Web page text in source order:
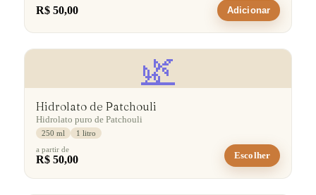
R$ 50,00 Adicionar
🌿
Hidrolato de Patchouli
Hidrolato puro de Patchouli
250 ml
1 litro
a partir de
R$ 50,00 Escolher